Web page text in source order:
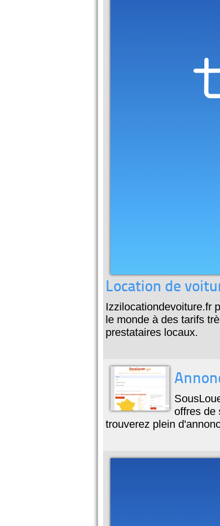
Location de
Izzilocationdevoiture.fr
le monde à des tarifs
prestataires locaux.
offres de
trouverez plein